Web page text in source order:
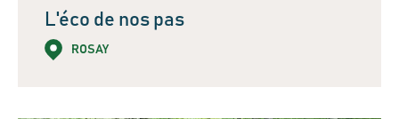
L'éco de nos pas
ROSAY